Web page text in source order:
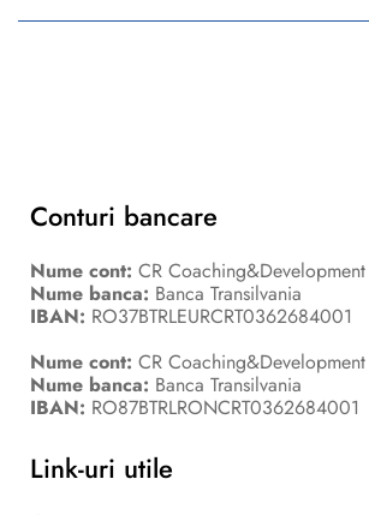
Conturi bancare
Nume cont: CR Coaching&Development
Nume banca: Banca Transilvania
IBAN: RO37BTRLEURCRT0362684001
Nume cont: CR Coaching&Development
Nume banca: Banca Transilvania
IBAN: RO87BTRLRONCRT0362684001
Link-uri utile